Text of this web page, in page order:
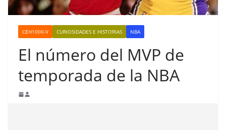
CEH1000-V CURIOSIDADES E HISTORIAS NBA
El número del MVP de
temporada de la NBA